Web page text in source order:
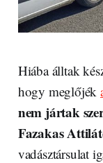
Hiába álltak
hogy meglőjék
nem jártak
Fazakas
vadásztársulat